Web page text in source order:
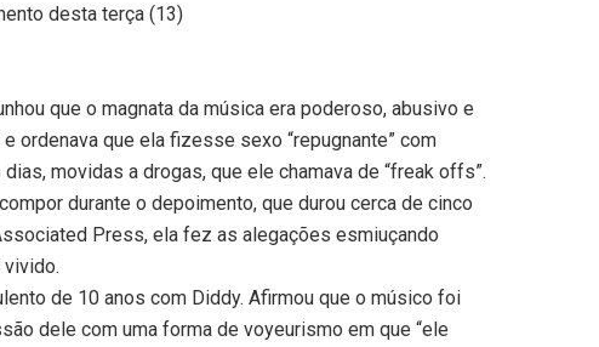
desta terça (13)
que o magnata da música era poderoso, abusivo e
ordenava que ela fizesse sexo “repugnante” com
movidas a drogas, que ele chamava de “freak offs”.
durante o depoimento, que durou cerca de cinco
Press, ela fez as alegações esmiuçando
de 10 anos com Diddy. Afirmou que o músico foi
dele com uma forma de voyeurismo em que “ele